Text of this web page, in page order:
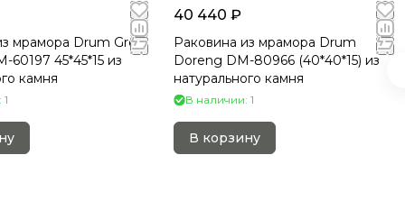
мрамора Drum Grey
60197 45*45*15 из
камня
40 440 ₽
Раковина из мрамора Drum
Doreng DM-80966 (40*40*15) из
натурального камня
В наличии: 1
В корзину